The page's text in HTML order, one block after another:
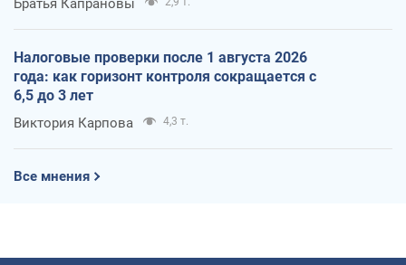
Братья Капрановы
Налоговые проверки после 1 августа 2026
года: как горизонт контроля сокращается с
6,5 до 3 лет
Виктория Карпова 4,3 т.
Все мнения